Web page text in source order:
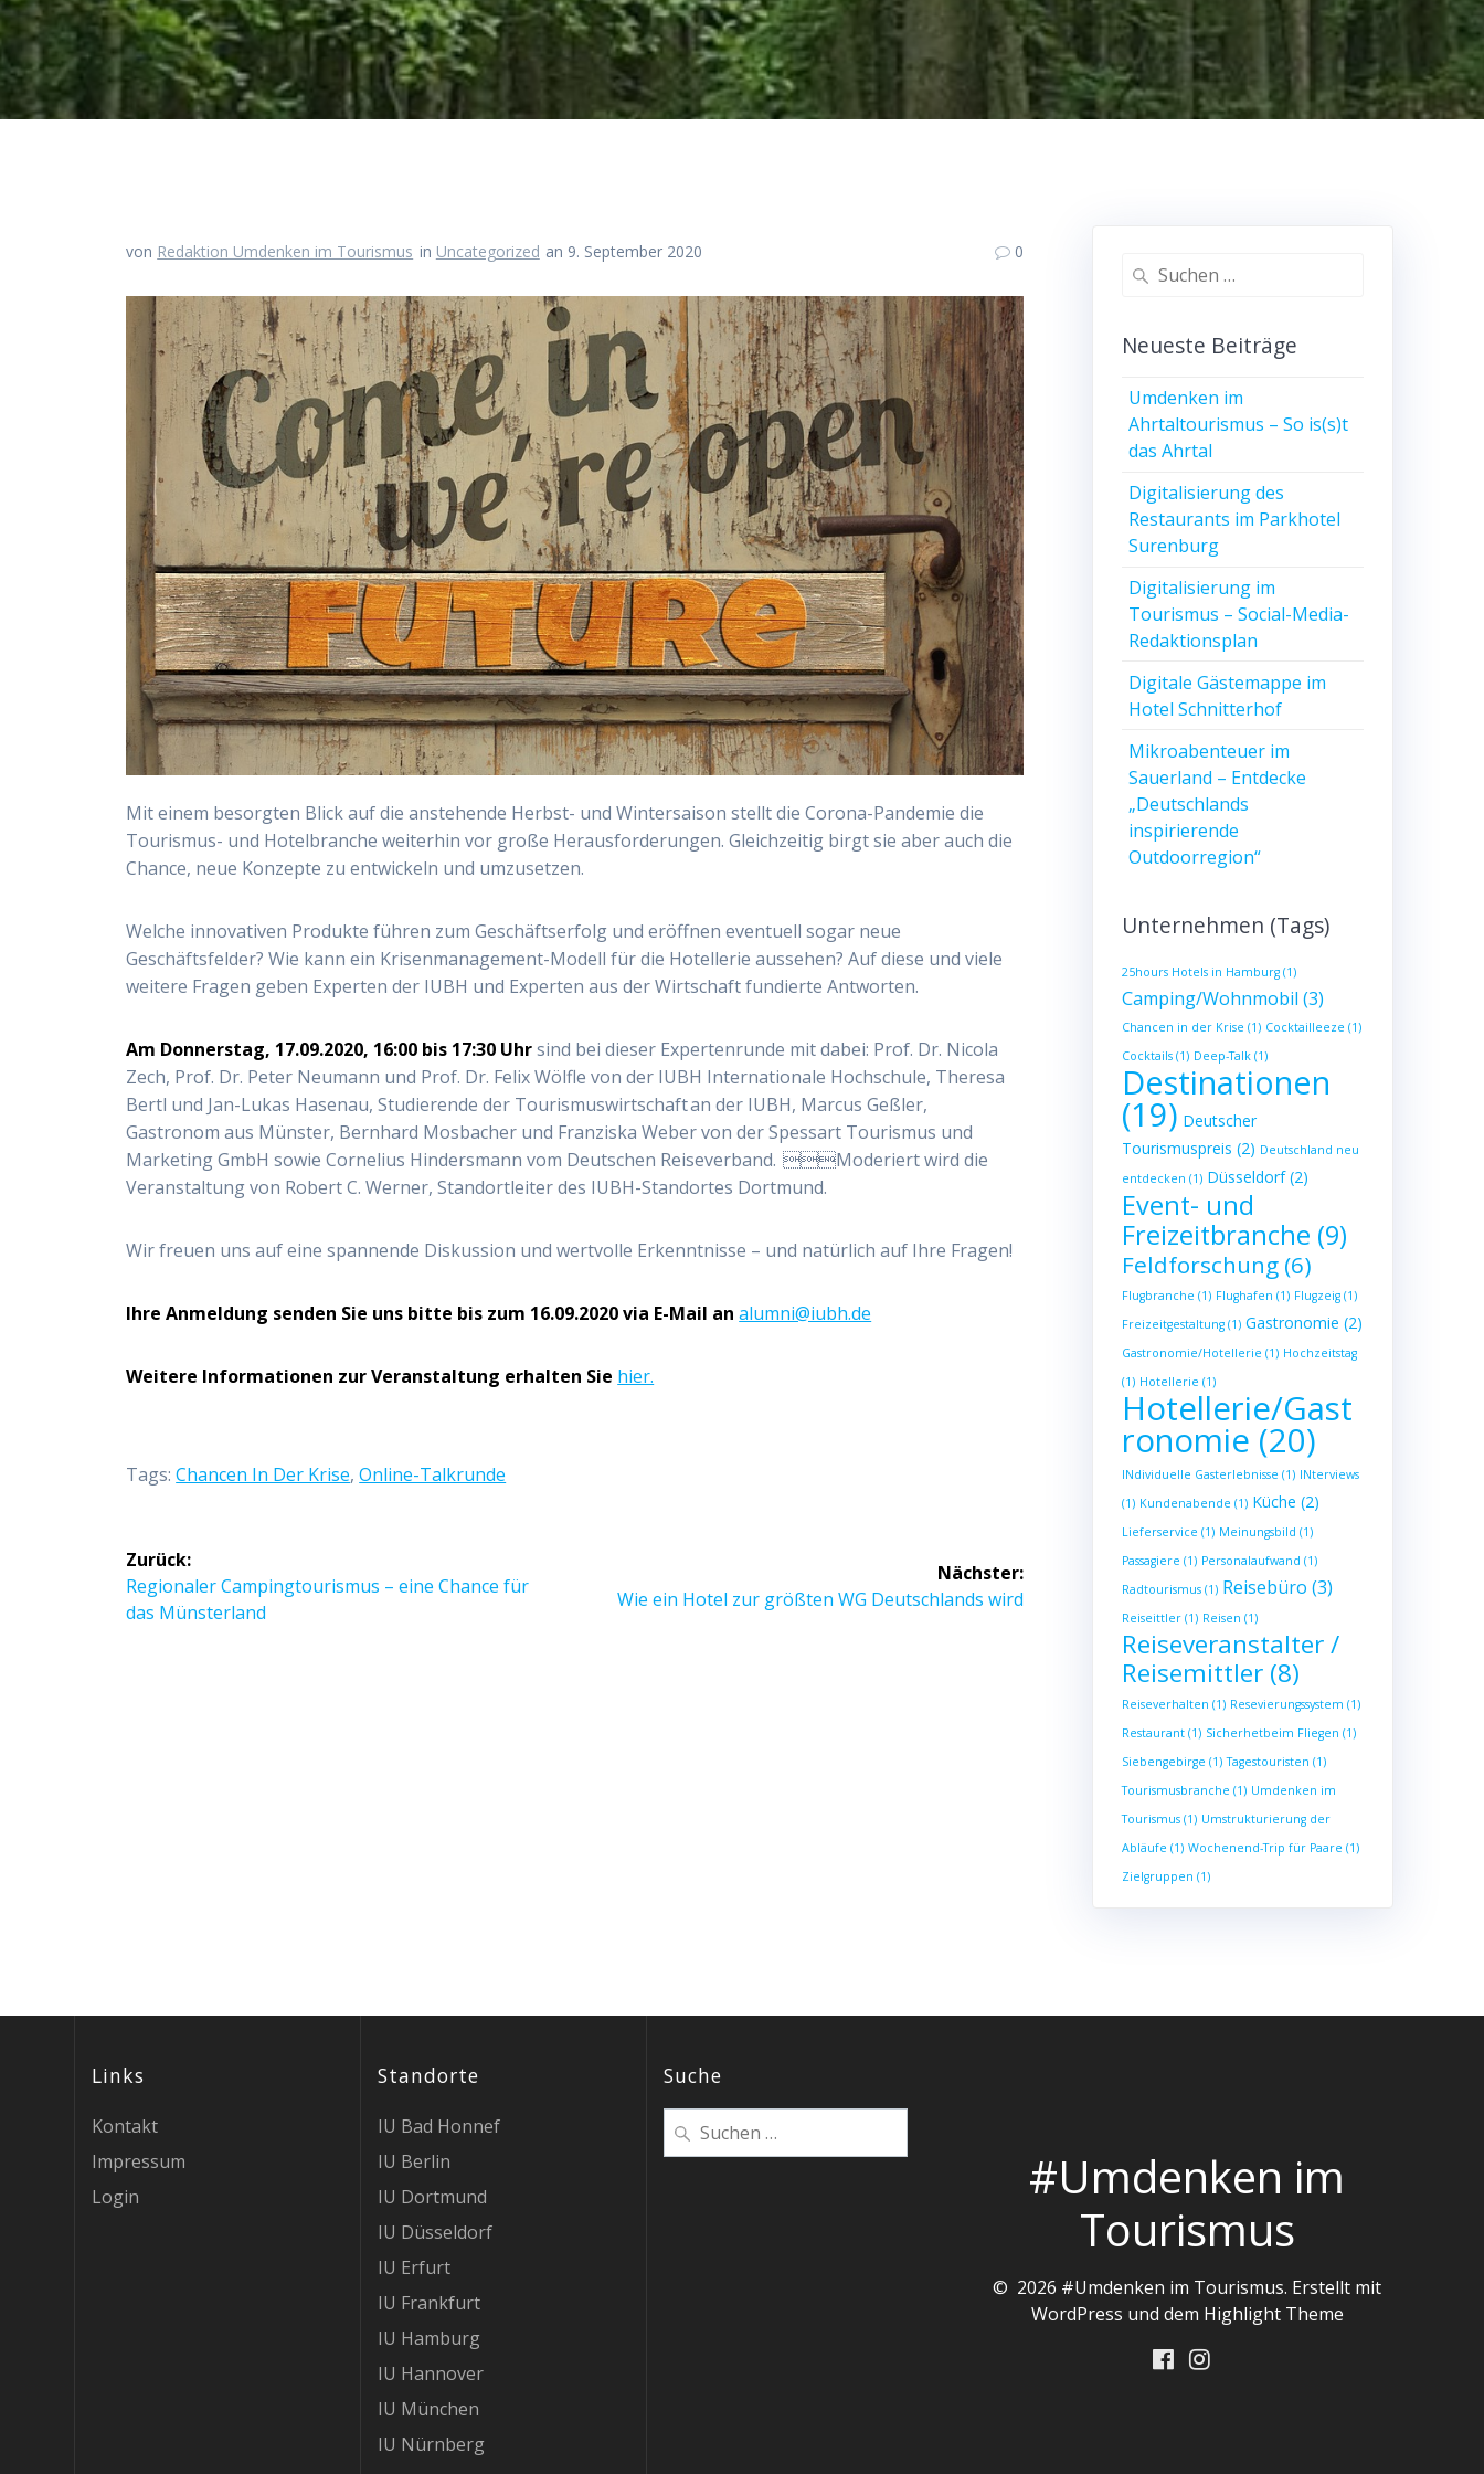
von Redaktion Umdenken im Tourismus in Uncategorized an 9. September 2020 0
Mit einem besorgten Blick auf die anstehende Herbst- und Wintersaison stellt die Corona-Pandemie die
Tourismus- und Hotelbranche weiterhin vor große Herausforderungen. Gleichzeitig birgt sie aber auch die
Chance, neue Konzepte zu entwickeln und umzusetzen.
Welche innovativen Produkte führen zum Geschäftserfolg und eröffnen eventuell sogar neue
Geschäftsfelder? Wie kann ein Krisenmanagement-Modell für die Hotellerie aussehen? Auf diese und viele
weitere Fragen geben Experten der IUBH und Experten aus der Wirtschaft fundierte Antworten.
Am Donnerstag, 17.09.2020, 16:00 bis 17:30 Uhrsind bei dieser Expertenrunde mit dabei: Prof. Dr. Nicola
Zech, Prof. Dr. Peter Neumann und Prof. Dr. Felix Wölfle von der IUBH Internationale Hochschule, Theresa
Bertl und Jan-Lukas Hasenau, Studierende der Tourismuswirtschaft an der IUBH, Marcus Geßler,
Gastronom aus Münster, Bernhard Mosbacher und Franziska Weber von der Spessart Tourismus und
Marketing GmbH sowie Cornelius Hindersmann vom Deutschen Reiseverband. Moderiert wird die
Veranstaltung von Robert C. Werner, Standortleiter des IUBH-Standortes Dortmund.
Wir freuen uns auf eine spannende Diskussion und wertvolle Erkenntnisse – und natürlich auf Ihre Fragen!
Ihre Anmeldung senden Sie uns bitte bis zum 16.09.2020 via E-Mail an alumni@iubh.de
Weitere Informationen zur Veranstaltung erhalten Sie hier.
Tags:Chancen In Der Krise,Online-Talkrunde
Beitragsnavigation
Zurück:
Vorheriger
Beitrag:
Regionaler Campingtourismus – eine Chance für
das Münsterland
Nächster:
Nächster
Wie ein Hotel zur größten WG Deutschlands wird
Suchen
Neueste Beiträge
Umdenken im
Ahrtaltourismus – So is(s)t
das Ahrtal
Digitalisierung des
Restaurants im Parkhotel
Surenburg
Digitalisierung im
Tourismus – Social-Media-
Redaktionsplan
Digitale Gästemappe im
Hotel Schnitterhof
Mikroabenteuer im
Sauerland – Entdecke
„Deutschlands
inspirierende
Outdoorregion“
Unternehmen (Tags)
25hours Hotels in Hamburg(1)
Camping/Wohnmobil(3)
Chancen in der Krise (1) Cocktailleeze (1)
Cocktails(1) Deep-Talk(1)
Destinationen
(19) Deutscher
Tourismuspreis (2) Deutschland neu
entdecken (1) Düsseldorf(2)
Event- und
Freizeitbranche (9)
Feldforschung(6)
Flugbranche (1) Flughafen (1) Flugzeig(1)
Freizeitgestaltung(1) Gastronomie (2)
Gastronomie/Hotellerie (1) Hochzeitstag
(1) Hotellerie (1)
Hotellerie/Gast
ronomie (20)
INdividuelle Gasterlebnisse (1) INterviews
(1) Kundenabende (1) Küche (2)
Lieferservice (1) Meinungsbild (1)
Passagiere (1) Personalaufwand (1)
Radtourismus(1) Reisebüro (3)
Reiseittler(1) Reisen (1)
Reiseveranstalter /
Reisemittler(8)
Reiseverhalten (1) Resevierungssystem (1)
Restaurant(1) Sicherhetbeim Fliegen (1)
Siebengebirge (1) Tagestouristen (1)
Tourismusbranche (1) Umdenken im
Tourismus(1) Umstrukturierung der
Abläufe (1) Wochenend-Trip für Paare (1)
Zielgruppen (1)
Links
Kontakt
Impressum
Login
Standorte
IU Bad Honnef
IU Berlin
IU Dortmund
IU Düsseldorf
IU Erfurt
IU Frankfurt
IU Hamburg
IU Hannover
IU München
IU Nürnberg
Suche
Suchen
nach:
#Umdenken im
Tourismus
© 2026 #Umdenken im Tourismus. Erstellt mit
WordPress und dem Highlight Theme